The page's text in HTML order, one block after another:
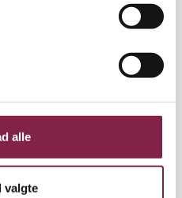
alle
valgte
før
forudsætningen 0,8
andre fagforbund på
arbejdsløshed for andre.
kroner, og den ville have
til at gå op. Her passede